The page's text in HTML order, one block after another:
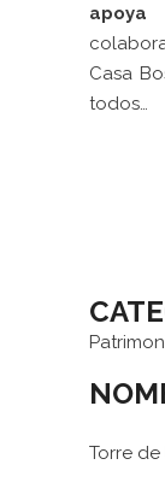
apoya
Casa
todos…
Torre